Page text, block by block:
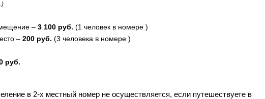
– 3 100 руб. (1 человек в номере )
– 200 руб. (3 человека в номере )
руб.
в 2-х местный номер не осуществляется, если путешествуете в